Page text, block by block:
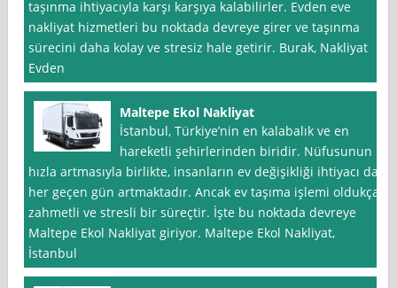
taşınma ihtiyacıyla karşı karşıya kalabilirler. Evden eve
nakliyat hizmetleri bu noktada devreye girer ve taşınma
sürecini daha kolay ve stresiz hale getirir. Burak, Nakliyat
Evden
Maltepe Ekol Nakliyat
İstanbul, Türkiye’nin en kalabalık ve en
hareketli şehirlerinden biridir. Nüfusunun
hızla artmasıyla birlikte, insanların ev değişikliği ihtiyacı da
her geçen gün artmaktadır. Ancak ev taşıma işlemi oldukça
zahmetli ve stresli bir süreçtir. İşte bu noktada devreye
Maltepe Ekol Nakliyat giriyor. Maltepe Ekol Nakliyat,
İstanbul